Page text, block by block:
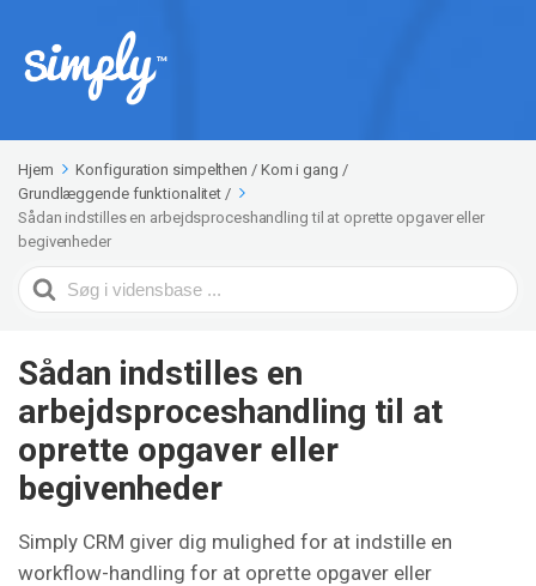
Hjem Konfiguration simpelthen / Kom i gang /
Grundlæggende funktionalitet /
Sådan indstilles en arbejdsproceshandling til at oprette opgaver eller
begivenheder
Search
For
Sådan indstilles en
arbejdsproceshandling til at
oprette opgaver eller
begivenheder
Simply CRM giver dig mulighed for at indstille en
workflow-handling for at oprette opgaver eller